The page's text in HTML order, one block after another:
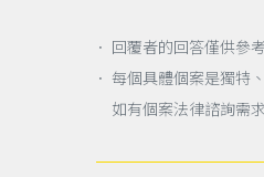
． 回覆者的回答僅供參
． 每個具體個案是獨特
如有個案法律諮詢需